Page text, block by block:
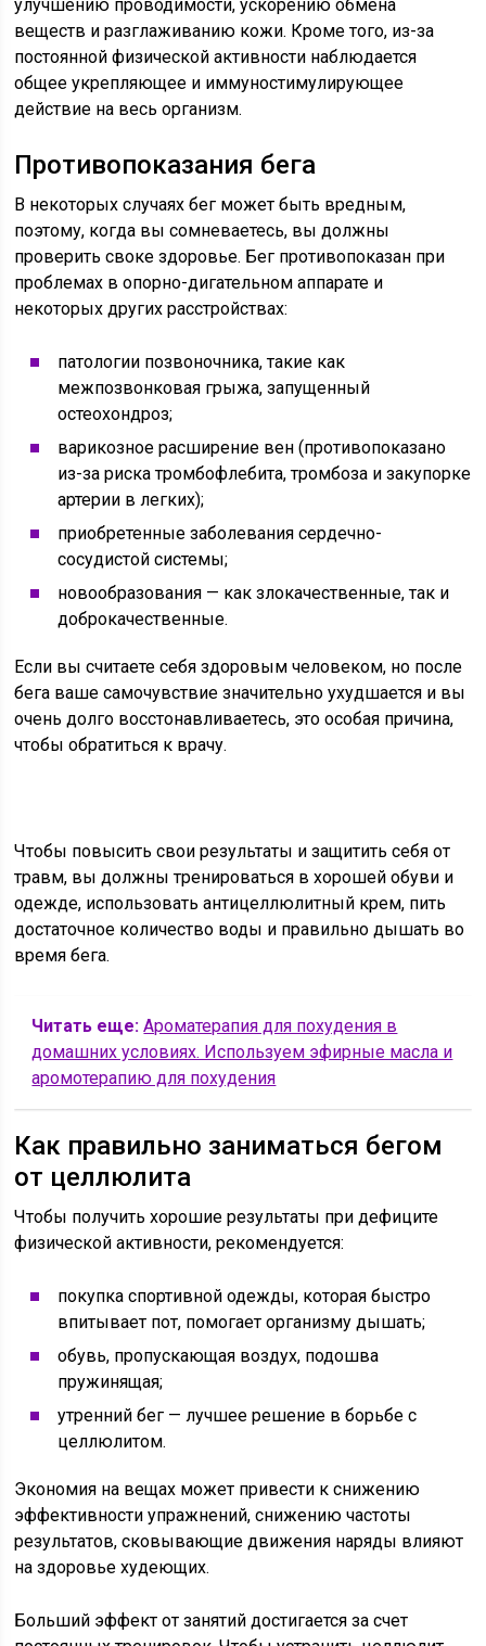
улучшению проводимости, ускорению обмена
веществ и разглаживанию кожи. Кроме того, из-за
постоянной физической активности наблюдается
общее укрепляющее и иммуностимулирующее
действие на весь организм.
Противопоказания бега
В некоторых случаях бег может быть вредным,
поэтому, когда вы сомневаетесь, вы должны
проверить своке здоровье. Бег противопоказан при
проблемах в опорно-дигательном аппарате и
некоторых других расстройствах:
патологии позвоночника, такие как
межпозвонковая грыжа, запущенный
остеохондроз;
варикозное расширение вен (противопоказано
из-за риска тромбофлебита, тромбоза и закупорке
артерии в легких);
приобретенные заболевания сердечно-
сосудистой системы;
новообразования — как злокачественные, так и
доброкачественные.
Если вы считаете себя здоровым человеком, но после
бега ваше самочувствие значительно ухудшается и вы
очень долго восстонавливаетесь, это особая причина,
чтобы обратиться к врачу.
Чтобы повысить свои результаты и защитить себя от
травм, вы должны тренироваться в хорошей обуви и
одежде, использовать антицеллюлитный крем, пить
достаточное количество воды и правильно дышать во
время бега.
Читать еще: Ароматерапия для похудения в
домашних условиях. Используем эфирные масла и
аромотерапию для похудения
Как правильно заниматься бегом
от целлюлита
Чтобы получить хорошие результаты при дефиците
физической активности, рекомендуется:
покупка спортивной одежды, которая быстро
впитывает пот, помогает организму дышать;
обувь, пропускающая воздух, подошва
пружинящая;
утренний бег — лучшее решение в борьбе с
целлюлитом.
Экономия на вещах может привести к снижению
эффективности упражнений, снижению частоты
результатов, сковывающие движения наряды влияют
на здоровье худеющих.
Больший эффект от занятий достигается за счет